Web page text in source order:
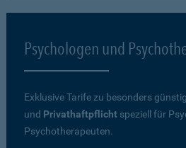
Psychologen und
Exklusive Tarife zu besonders
und Privathaftpflicht speziell für
Psychotherapeuten.